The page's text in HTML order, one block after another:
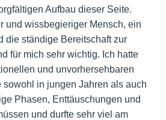
Aufbau dieser Seite.
und wissbegieriger Mensch, ein
die ständige Bereitschaft zur
für mich sehr wichtig. Ich hatte
und unvorhersehbaren
sowohl in jungen Jahren als auch
Phasen, Enttäuschungen und
und durfte sehr viel am